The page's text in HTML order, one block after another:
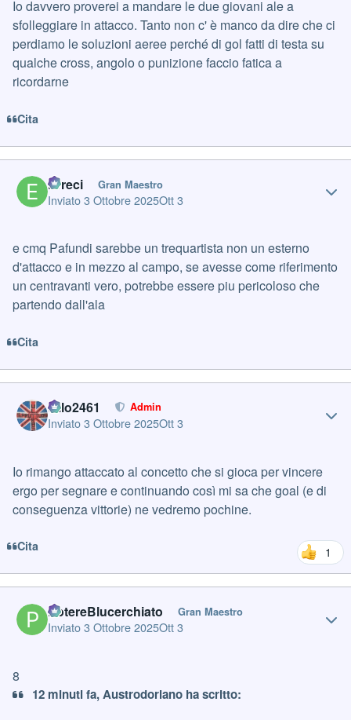
Io davvero proverei a mandare le due giovani ale a
sfolleggiare in attacco. Tanto non c' è manco da dire che ci
perdiamo le soluzioni aeree perché di gol fatti di testa su
qualche cross, angolo o punizione faccio fatica a
ricordarne
Cita
Erreci Gran Maestro
Inviato3 Ottobre 2025Ott 3
e cmq Pafundi sarebbe un trequartista non un esterno
d'attacco e in mezzo al campo, se avesse come riferimento
un centravanti vero, potrebbe essere piu pericoloso che
partendo dall'ala
Cita
cillo2461 Admin
Inviato3 Ottobre 2025Ott 3
Io rimango attaccato al concetto che si gioca per vincere
ergo per segnare e continuando così mi sa che goal (e di
conseguenza vittorie) ne vedremo pochine.
Cita 1
PotereBlucerchiato Gran Maestro
Inviato3 Ottobre 2025Ott 3
8
12 minuti fa, Austrodoriano ha scritto: